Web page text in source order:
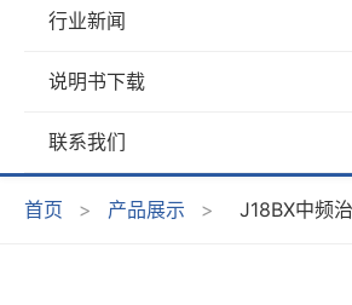
行业新闻
说明书下载
联系我们
首页 > 产品展示 > J18BX中频